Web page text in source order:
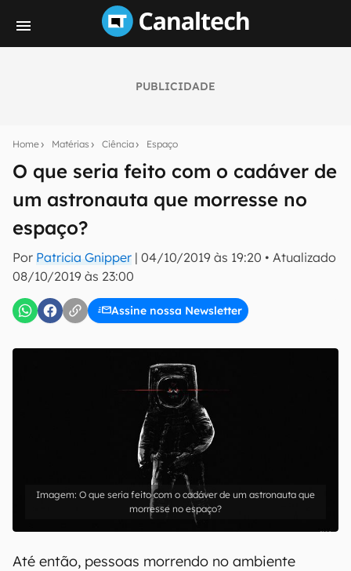
PUBLICIDADE
Home Matérias Ciência Espaço
O que seria feito com o cadáver de
um astronauta que morresse no
espaço?
Por Patricia Gnipper | 04/10/2019 às 19:20 • Atualizado
08/10/2019 às 23:00
Assine nossa Newsletter
notícias e reviews sobre tecnologia em primeira
E-mail
inscreva-se
Confirmo que li, aceito e concordo com os Termos de
Uso e Política de Privacidade do Canaltech.
O que seria feito com o cadáver de um astronauta que
morresse no espaço?
Até então, pessoas morrendo no ambiente